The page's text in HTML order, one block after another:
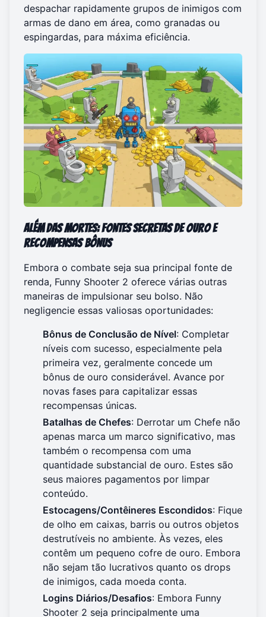
despachar rapidamente grupos de inimigos com
armas de dano em área, como granadas ou
espingardas, para máxima eficiência.
Além das Mortes: Fontes Secretas de Ouro e
Recompensas Bônus
Embora o combate seja sua principal fonte de
renda, Funny Shooter 2 oferece várias outras
maneiras de impulsionar seu bolso. Não
negligencie essas valiosas oportunidades:
Bônus de Conclusão de Nível: Completar
níveis com sucesso, especialmente pela
primeira vez, geralmente concede um
bônus de ouro considerável. Avance por
novas fases para capitalizar essas
recompensas únicas.
Batalhas de Chefes: Derrotar um Chefe não
apenas marca um marco significativo, mas
também o recompensa com uma
quantidade substancial de ouro. Estes são
seus maiores pagamentos por limpar
conteúdo.
Estocagens/Contêineres Escondidos: Fique
de olho em caixas, barris ou outros objetos
destrutíveis no ambiente. Às vezes, eles
contêm um pequeno cofre de ouro. Embora
não sejam tão lucrativos quanto os drops
de inimigos, cada moeda conta.
Logins Diários/Desafios: Embora Funny
Shooter 2 seja principalmente uma